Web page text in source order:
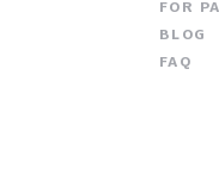
FOR
BLOG
FAQ